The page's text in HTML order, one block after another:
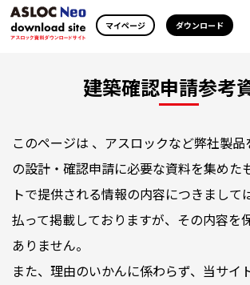
マイページ ダウンロード
建築確認申請参考
このページは 、アスロックなど弊社製
の設計・確認申請に必要な資料を集めた
トで提供される情報の内容につきまして
払って掲載しておりますが、その内容を
ありません。
また、理由のいかんに係わらず、当サイ